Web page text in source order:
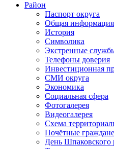
Район
Паспорт округа
Общая информация
История
Символика
Экстренные
Телефоны доверия
Инвестиционная
СМИ округа
Экономика
Социальная сфера
Фотогалерея
Видеогалерея
Схема
Почётные
День Шпаковского